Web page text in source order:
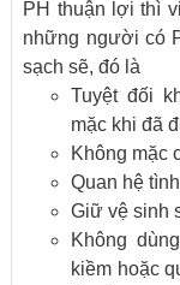
PH thuận lợi thì
những người có
sạch sẽ, đó là
Tuyệt đối
mặc khi đã
Không mặc
Quan hệ
Giữ vệ sinh
Không
kiềm hoặc